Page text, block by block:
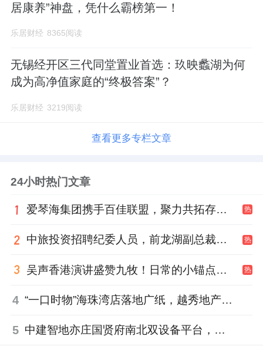
居康养”神盘，凭什么霸榜第一！
乐居财经 8365阅读
无锡经开区三代同堂置业首选：玖映蠡湖为何
成为高净值家庭的“终极答案”？
乐居财经 3219阅读
查看更多专栏文章
24小时热门文章
爱琴海集团携手百佳联盟，聚力共拓存量商业新赛道 热
中旅投资招聘纪委人员，前龙湖副总裁胡若翔掌舵 热
吴声香港演讲盛赞九牧！日常的小锚点变成科技突破点！ 热
4 “一口时物”海珠湾店落地广纸，越秀地产以“新鲜现制”商业新场景打造社区高品质生活
5 中建智地亦庄国贤府南北双设备平台，得房率创区域新高